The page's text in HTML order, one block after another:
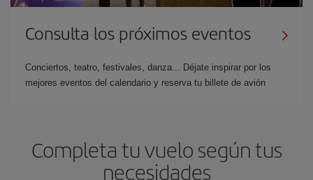
Consulta los próximos eventos
Conciertos, teatro, festivales, danza... Déjate inspirar por los
mejores eventos del calendario y reserva tu billete de avión
Completa tu vuelo según tus
necesidades